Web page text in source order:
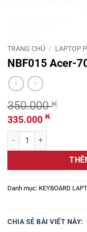
TRANG CHỦ / LAPTOP
NBF015 Acer-
350.000₭
Giá
gốc
là:
350.000 ₭.
335.000 ₭Giá
là:
NBF015 Acer-7000-
Danh mục: KEYBOARD
CHIA SẺ BÀI VIẾT NÀY: